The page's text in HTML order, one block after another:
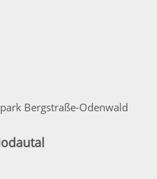
Bergstraße-Odenwald